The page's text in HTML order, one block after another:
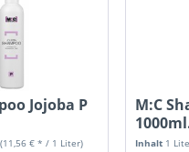
Jojoba P
(11,56 € * / 1 Liter)
M:C
Inhalt 1